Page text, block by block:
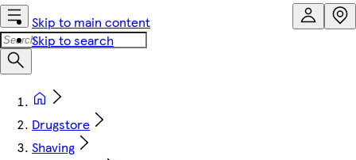
Skip to main content
Skip to search
Drugstore
Shaving